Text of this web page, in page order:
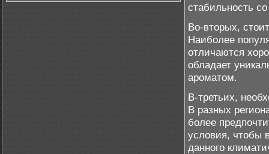
стабильность
Во-вторых,
Наиболее
отличаются
обладает
ароматом.
В-третьих,
В разных
более
условия, чтобы
данного